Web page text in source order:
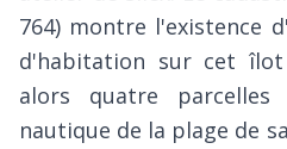
764) montre l'existence
d'habitation sur cet
alors quatre parcelles
nautique de la plage de